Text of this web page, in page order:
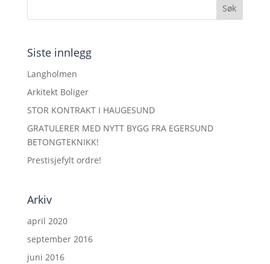
Siste innlegg
Langholmen
Arkitekt Boliger
STOR KONTRAKT I HAUGESUND
GRATULERER MED NYTT BYGG FRA EGERSUND
BETONGTEKNIKK!
Prestisjefylt ordre!
Arkiv
april 2020
september 2016
juni 2016